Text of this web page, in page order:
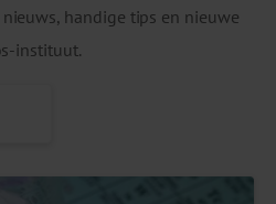
handige tips en nieuwe
instituut.